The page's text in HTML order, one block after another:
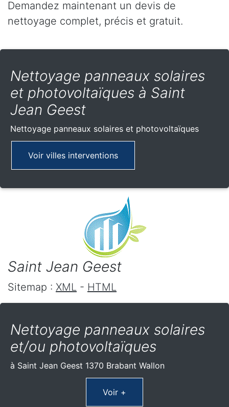
Demandez maintenant un devis de
nettoyage complet, précis et gratuit.
Nettoyage panneaux solaires
et photovoltaïques à Saint
Jean Geest
Nettoyage panneaux solaires et photovoltaïques
Voir villes interventions
Saint Jean Geest
Sitemap : XML - HTML
Nettoyage panneaux solaires
et/ou photovoltaïques
à Saint Jean Geest 1370 Brabant Wallon
Voir +